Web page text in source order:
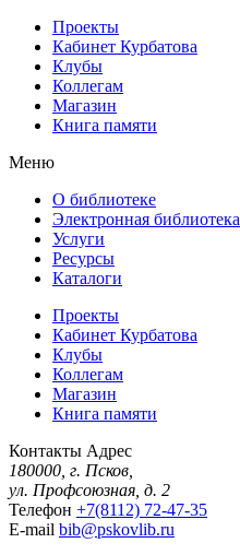
Проекты
Кабинет Курбатова
Клубы
Коллегам
Магазин
Книга памяти
Меню
О библиотеке
Электронная библиотека
Услуги
Ресурсы
Каталоги
Проекты
Кабинет Курбатова
Клубы
Коллегам
Магазин
Книга памяти
Контакты Адрес
180000, г. Псков,
ул. Профсоюзная, д. 2
Телефон +7(8112) 72-47-35
E-mail bib@pskovlib.ru